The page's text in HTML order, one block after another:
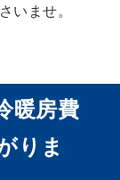
いませ。
暖房費
りま